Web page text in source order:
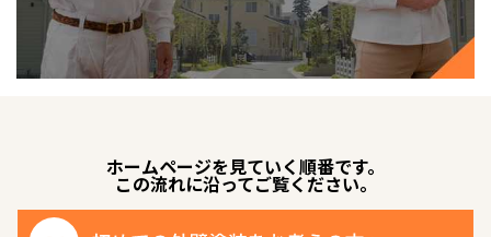
ホームページを見ていく順番です。
この流れに沿ってご覧ください。